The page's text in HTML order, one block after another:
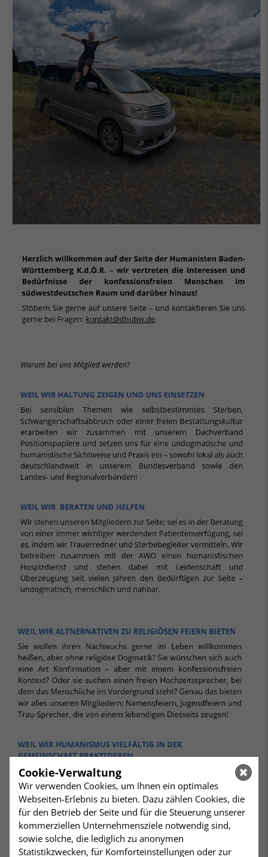
Cookie-Verwaltung
Wir verwenden Cookies, um Ihnen ein optimales
Webseiten-Erlebnis zu bieten. Dazu zählen Cookies, die
für den Betrieb der Seite und für die Steuerung unserer
kommerziellen Unternehmensziele notwendig sind,
sowie solche, die lediglich zu anonymen
Statistikzwecken, für Komforteinstellungen oder zur